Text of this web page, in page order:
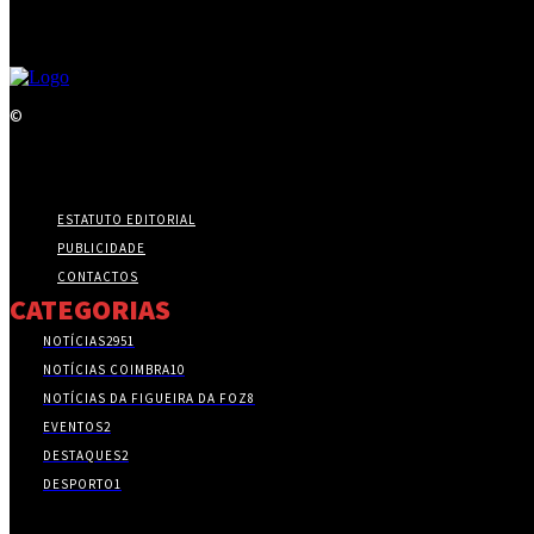
©
ESTATUTO EDITORIAL
PUBLICIDADE
CONTACTOS
CATEGORIAS
NOTÍCIAS2951
NOTÍCIAS COIMBRA10
NOTÍCIAS DA FIGUEIRA DA FOZ8
EVENTOS2
DESTAQUES2
DESPORTO1